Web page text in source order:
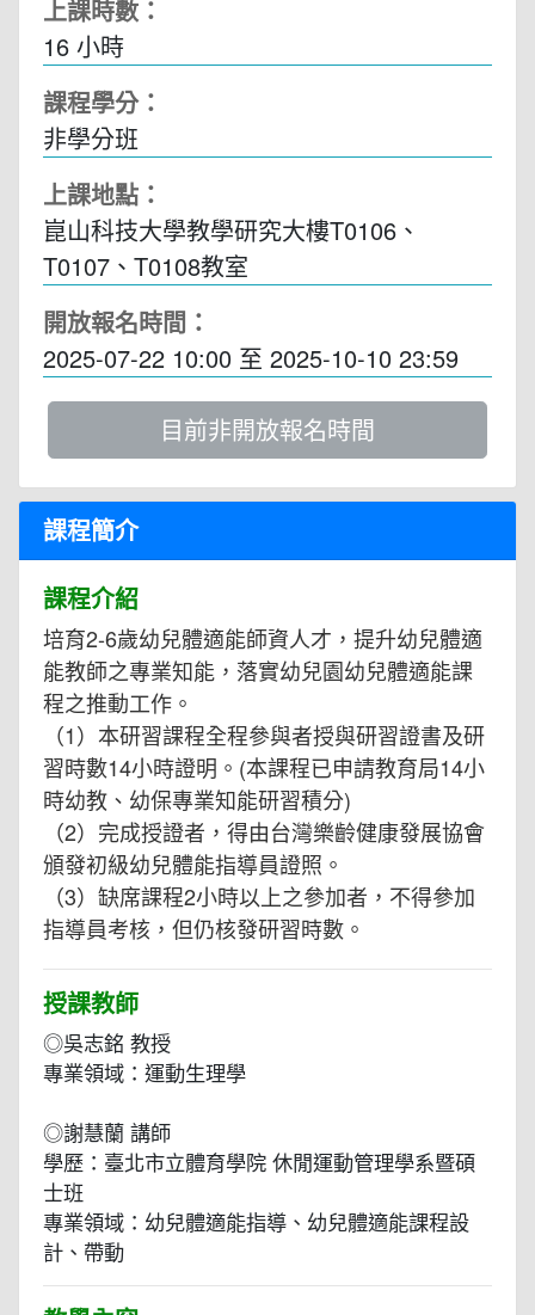
上課時數：
16 小時
課程學分：
非學分班
上課地點：
崑山科技大學教學研究大樓T0106、
T0107、T0108教室
開放報名時間：
2025-07-22 10:00 至 2025-10-10 23:59
目前非開放報名時間
課程簡介
課程介紹
培育2-6歲幼兒體適能師資人才，提升幼兒體適
能教師之專業知能，落實幼兒園幼兒體適能課
程之推動工作。
（1）本研習課程全程參與者授與研習證書及研
習時數14小時證明。(本課程已申請教育局14小
時幼教、幼保專業知能研習積分)
（2）完成授證者，得由台灣樂齡健康發展協會
頒發初級幼兒體能指導員證照。
（3）缺席課程2小時以上之參加者，不得參加
指導員考核，但仍核發研習時數。
授課教師
◎吳志銘 教授
專業領域：運動生理學
◎謝慧蘭 講師
學歷：臺北市立體育學院 休閒運動管理學系暨碩
士班
專業領域：幼兒體適能指導、幼兒體適能課程設
計、帶動